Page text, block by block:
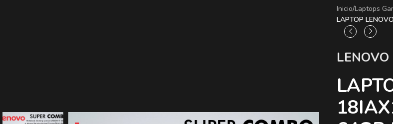
Inicio/Laptops
LAPTOP
LENOVO